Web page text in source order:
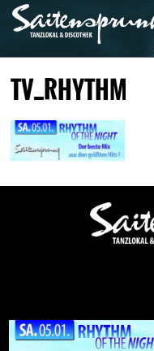
TV_RHYTHM